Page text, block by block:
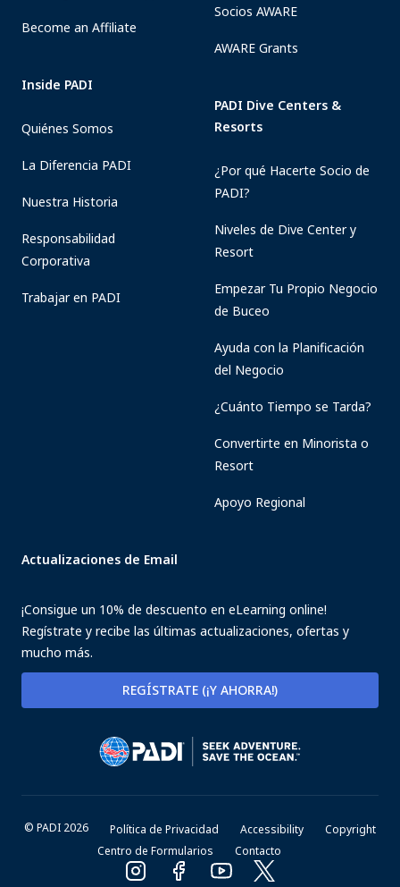
Become an Affiliate
Inside PADI
Quiénes Somos
La Diferencia PADI
Nuestra Historia
Responsabilidad
Corporativa
Trabajar en PADI
Socios AWARE
AWARE Grants
PADI Dive Centers &
Resorts
¿Por qué Hacerte Socio de
PADI?
Niveles de Dive Center y
Resort
Empezar Tu Propio Negocio
de Buceo
Ayuda con la Planificación
del Negocio
¿Cuánto Tiempo se Tarda?
Convertirte en Minorista o
Resort
Apoyo Regional
Actualizaciones de Email
¡Consigue un 10% de descuento en eLearning online!
Regístrate y recibe las últimas actualizaciones, ofertas y
mucho más.
REGÍSTRATE (¡Y AHORRA!)
© PADI 2026 Política de Privacidad Accessibility
Copyright
Centro de Formularios
Contacto